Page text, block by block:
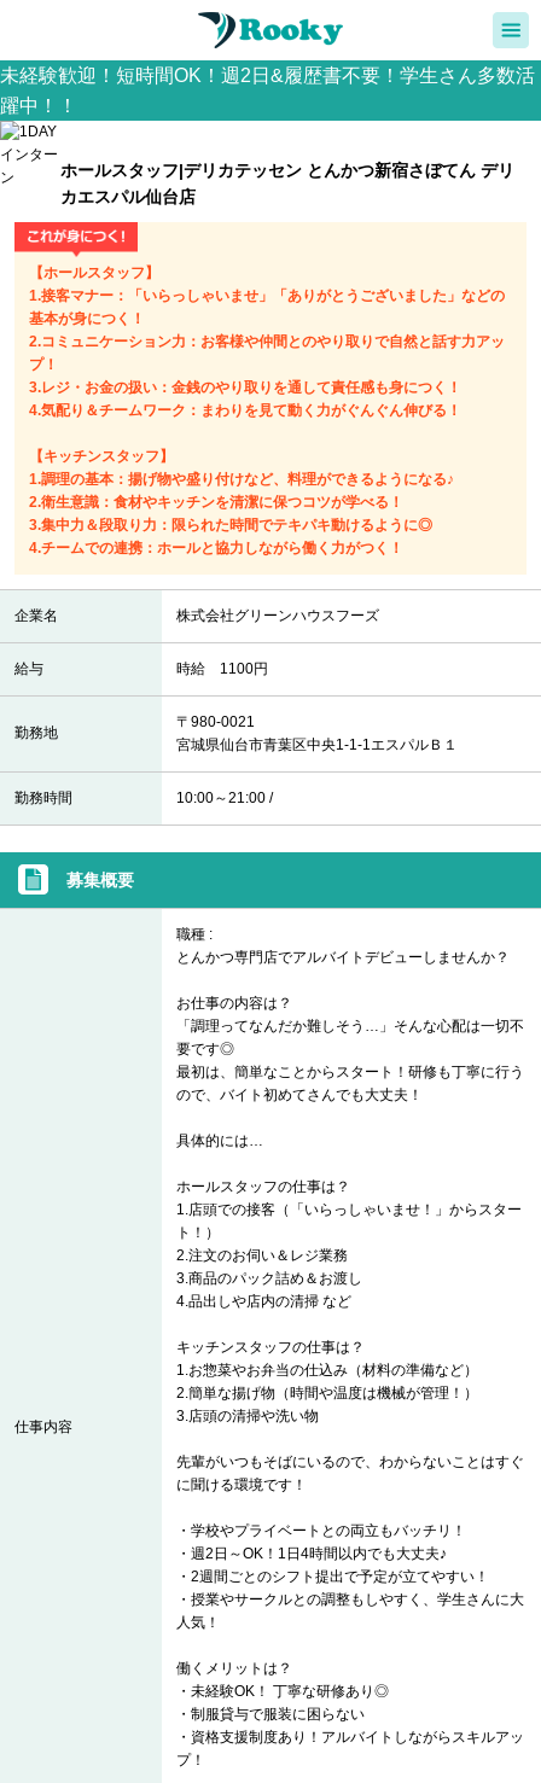
未経験歓迎！短時間OK！週2日&履歴書不要！学生さん多数活
躍中！！
ホールスタッフ|デリカテッセン とんかつ新宿さぼてん デリ
カエスパル仙台店
【ホールスタッフ】
1.接客マナー：「いらっしゃいませ」「ありがとうございました」などの
基本が身につく！
2.コミュニケーション力：お客様や仲間とのやり取りで自然と話す力アッ
プ！
3.レジ・お金の扱い：金銭のやり取りを通して責任感も身につく！
4.気配り＆チームワーク：まわりを見て動く力がぐんぐん伸びる！
【キッチンスタッフ】
1.調理の基本：揚げ物や盛り付けなど、料理ができるようになる♪
2.衛生意識：食材やキッチンを清潔に保つコツが学べる！
3.集中力＆段取り力：限られた時間でテキパキ動けるように◎
4.チームでの連携：ホールと協力しながら働く力がつく！
企業名 株式会社グリーンハウスフーズ
給与 時給 1100円
勤務地
〒980-0021
宮城県仙台市青葉区中央1-1-1エスパルＢ１
勤務時間 10:00～21:00 /
募集概要
仕事内容
職種 :
とんかつ専門店でアルバイトデビューしませんか？
お仕事の内容は？
「調理ってなんだか難しそう…」そんな心配は一切不
要です◎
最初は、簡単なことからスタート！研修も丁寧に行う
ので、バイト初めてさんでも大丈夫！
具体的には…
ホールスタッフの仕事は？
1.店頭での接客（「いらっしゃいませ！」からスター
ト！）
2.注文のお伺い＆レジ業務
3.商品のパック詰め＆お渡し
4.品出しや店内の清掃 など
キッチンスタッフの仕事は？
1.お惣菜やお弁当の仕込み（材料の準備など）
2.簡単な揚げ物（時間や温度は機械が管理！）
3.店頭の清掃や洗い物
先輩がいつもそばにいるので、わからないことはすぐ
に聞ける環境です！
・学校やプライベートとの両立もバッチリ！
・週2日～OK！1日4時間以内でも大丈夫♪
・2週間ごとのシフト提出で予定が立てやすい！
・授業やサークルとの調整もしやすく、学生さんに大
人気！
働くメリットは？
・未経験OK！ 丁寧な研修あり◎
・制服貸与で服装に困らない
・資格支援制度あり！アルバイトしながらスキルアッ
プ！